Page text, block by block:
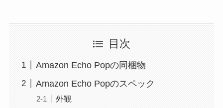
目次
Amazon Echo Popの同梱物
Amazon Echo Popのスペック
外観